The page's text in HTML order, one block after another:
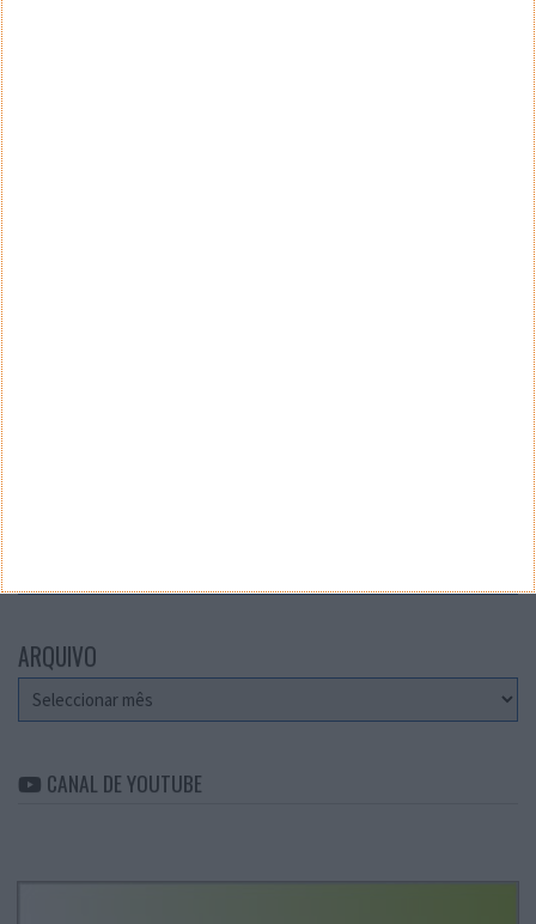
ARQUIVO
Arquivo
CANAL DE YOUTUBE